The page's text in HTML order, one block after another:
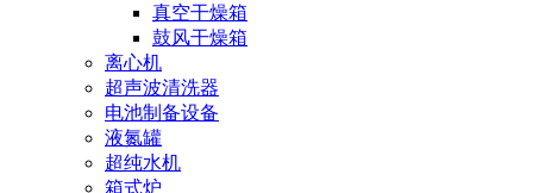
真空干燥箱
鼓风干燥箱
离心机
超声波清洗器
电池制备设备
液氮罐
超纯水机
箱式炉